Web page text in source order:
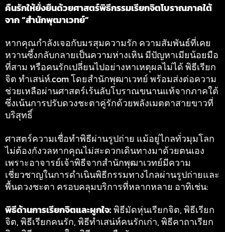
คืนรักให้ยั่งยืนด้วยศาสตร์พิธีกรรมเรียกจิตโบราณภาคใต้
จาก “สำนักพุฒาเวทย์”
หากคุณกำลังเจอกับมรสุมความรัก ความสัมพันธ์ที่เคย
หวานซึ้งกลับกลายเป็นความห่างเหิน มีปัญหาเมียน้อยมือ
ที่สาม หรือคนรักเปลี่ยนไปอย่างหาเหตุผลไม่ได้ พิธีเรียก
จิต ทำเสน่ห์.com โดยสำนักพุฒาเวทย์ พร้อมส่งต่อความ
ช่วยเหลือผ่านศาสตร์เร้นลับโบราณขนานแท้จากภาคใต้
ซึ่งเน้นการปรับดวงชะตาคู่รักด้วยพลังเมตตาสายขาวที่
บริสุทธิ์
ศาสตร์ความเชื่อทำพิธีผ่านรูปถ่าย แม้อยู่ไกลทั่วมุมโลก
ไม่ต้องกังวลหากคุณไม่สะดวกเดินทางมาด้วยตนเอง
เพราะอาจารย์เจ้าพิธีจากสำนักพุฒาเวทย์มีความ
เชี่ยวชาญในการดำเนินพิธีกรรมทางไกลผ่านรูปถ่ายและ
พื้นดวงชะตา ครอบคลุมบริการที่หลากหลาย อาทิเช่น:
พิธีด้านการเรียกจิตและผูกใจ:พิธีมัดหุ่นเรียกจิต, พิธีเรียก
จิต, พิธีเรียกคนรัก, พิธีทำเสน่ห์คนรักเก่า, พิธีคาถาเรียก